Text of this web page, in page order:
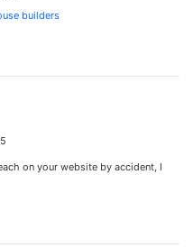
builders
on your website by accident, I